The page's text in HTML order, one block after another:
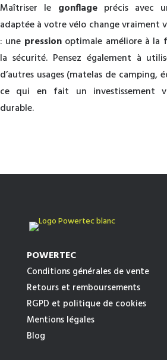
Maîtriser le gonflageprécis avec
adaptée à votre vélo change vraiment
: une pressionoptimale améliore à la
la sécurité. Pensez également à
d’autres usages (matelas de
ce qui en fait un investissement
durable.
POWERTEC
Conditions générales de vente
Retours et remboursements
RGPD et politique de cookies
Mentions légales
Blog